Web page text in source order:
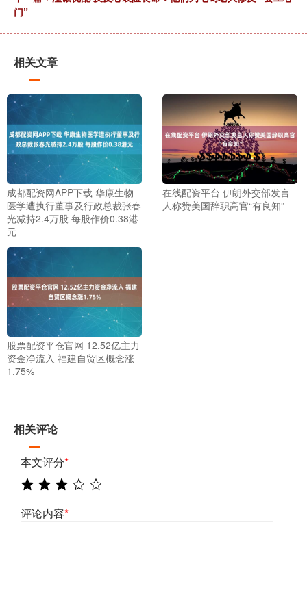
门”
相关文章
成都配资网APP下载 华康生物
医学遭执行董事及行政总裁张春
光减持2.4万股 每股作价0.38港
元
在线配资平台 伊朗外交部发言
人称赞美国辞职高官“有良知”
股票配资平仓官网 12.52亿主力
资金净流入 福建自贸区概念涨
1.75%
相关评论
本文评分*
评论内容*